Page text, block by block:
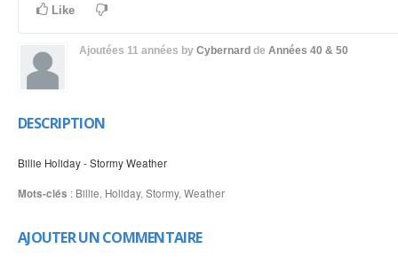
Like
Ajoutées 11 années by Cybernard de Années 40 & 50
DESCRIPTION
Billie Holiday - Stormy Weather
Mots-clés : Billie, Holiday, Stormy, Weather
AJOUTER UN COMMENTAIRE